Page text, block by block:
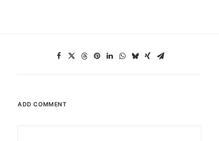
ADD COMMENT